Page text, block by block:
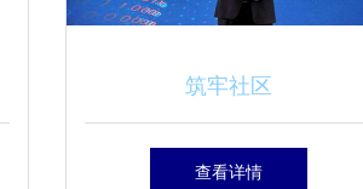
筑牢社区
查看详情